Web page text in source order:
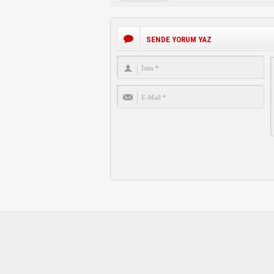
SENDE YORUM YAZ